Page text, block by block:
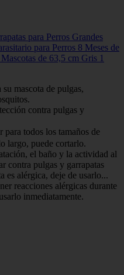
para Perros Grandes
para Perros 8 Meses de
de 63,5 cm Gris 1
mascota de pulgas,
contra pulgas y
todos los tamaños de
largo, puede cortarlo.
el baño y la actividad al
contra pulgas y garrapatas
es alérgica, deje de usarlo...
reacciones alérgicas durante
inmediatamente.